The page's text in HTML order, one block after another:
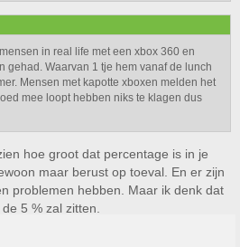
in real life met een xbox 360 en
gehad. Waarvan 1 tje hem vanaf de lunch
Mensen met kapotte xboxen melden het
mee loopt hebben niks te klagen dus
hoe groot dat percentage is in je
maar berust op toeval. En er zijn
problemen hebben. Maar ik denk dat
5 % zal zitten.